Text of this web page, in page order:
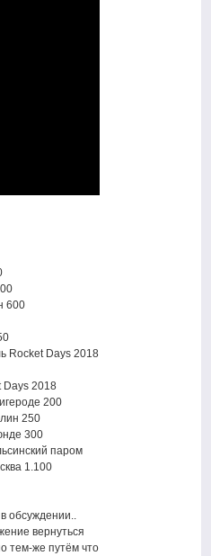
600
Rocket Days 2018
Days 2018
200
250
300
паром
1.100
обсуждении..
вернуться
тем-же путём что